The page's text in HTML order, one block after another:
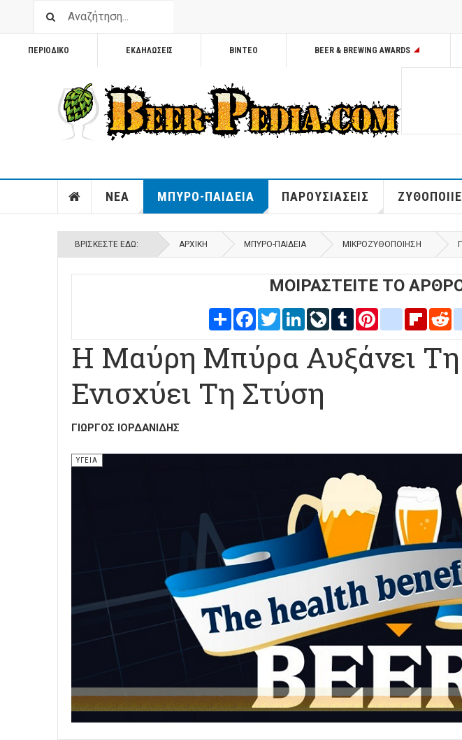
ΠΕΡΙΟΔΙΚΟ ΕΚΔΗΛΩΣΕΙΣ ΒΙΝΤΕΟ BEER & BREWING AWARDS
ΝΕΑ ΜΠΥΡΟ-ΠΑΙΔΕΙΑ ΠΑΡΟΥΣΙΑΣΕΙΣ
ΒΡΊΣΚΕΣΤΕ ΕΔΏ: ΑΡΧΙΚΉ ΜΠΥΡΟ-ΠΑΙΔΕΙΑ ΜΙΚΡΟΖΥΘΟΠΟΙΗΣΗ
ΜΟΙΡΑΣΤΕΙΤΕ ΤΟ
Share FacebookTwitterLinkedInLiveJournal
Tumblr Pinterestblogger_post
Flipboard
Η Μαύρη Μπύρα Αυξάνει Τη
Ενισχύει Τη Στύση
ΓΙΏΡΓΟΣ ΙΟΡΔΑΝΊΔΗΣ
ΥΓΕΙΑ